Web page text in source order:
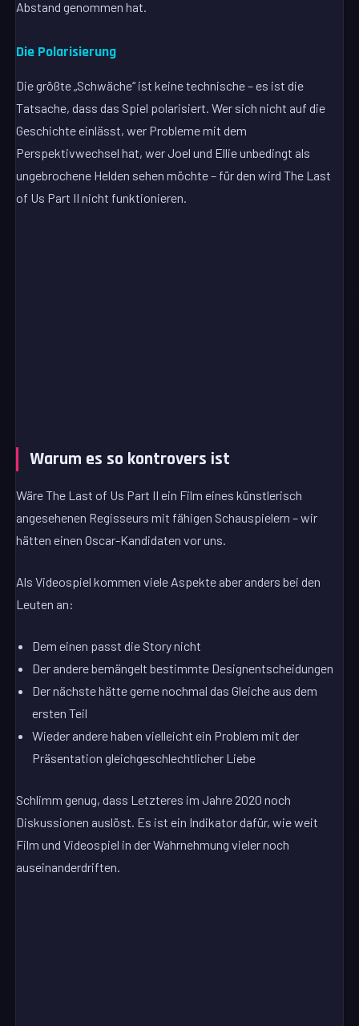
Abstand genommen hat.
Die Polarisierung
Die größte „Schwäche“ ist keine technische – es ist die
Tatsache, dass das Spiel polarisiert. Wer sich nicht auf die
Geschichte einlässt, wer Probleme mit dem
Perspektivwechsel hat, wer Joel und Ellie unbedingt als
ungebrochene Helden sehen möchte – für den wird The Last
of Us Part II nicht funktionieren.
Warum es so kontrovers ist
Wäre The Last of Us Part II ein Film eines künstlerisch
angesehenen Regisseurs mit fähigen Schauspielern – wir
hätten einen Oscar-Kandidaten vor uns.
Als Videospiel kommen viele Aspekte aber anders bei den
Leuten an:
Dem einen passt die Story nicht
Der andere bemängelt bestimmte Designentscheidungen
Der nächste hätte gerne nochmal das Gleiche aus dem
ersten Teil
Wieder andere haben vielleicht ein Problem mit der
Präsentation gleichgeschlechtlicher Liebe
Schlimm genug, dass Letzteres im Jahre 2020 noch
Diskussionen auslöst. Es ist ein Indikator dafür, wie weit
Film und Videospiel in der Wahrnehmung vieler noch
auseinanderdriften.